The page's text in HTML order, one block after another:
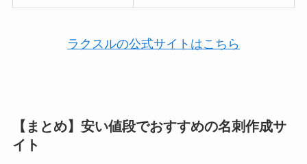
ラクスルの公式サイトはこちら
【まとめ】安い値段でおすすめの名刺作成サ
イト